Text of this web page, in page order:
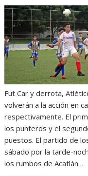
Fut Car y derrota,
volverán a la acción en
respectivamente. El
los punteros y el
puestos. El partido de
sábado por la tarde-
los rumbos de Acatlán…